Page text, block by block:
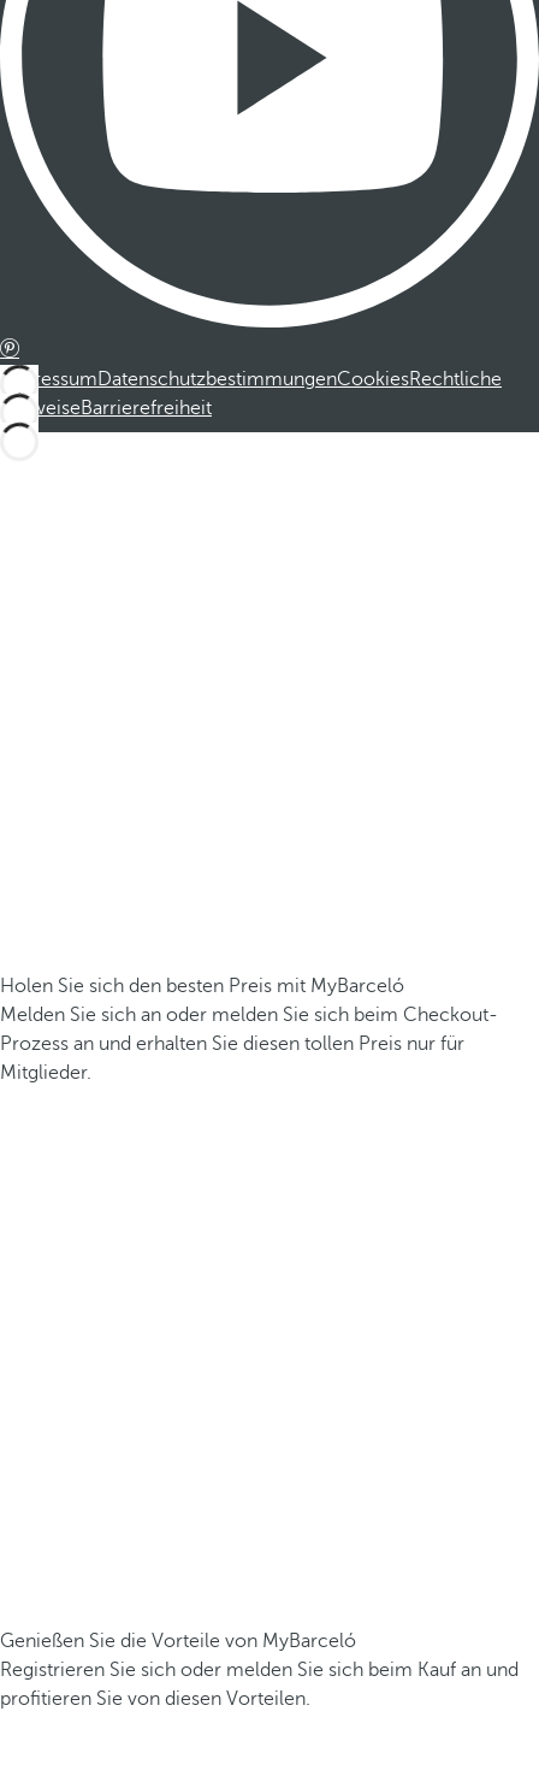
ImpressumDatenschutzbestimmungenCookiesRechtliche
HinweiseBarrierefreiheit
Holen Sie sich den besten Preis mit MyBarceló
Melden Sie sich an oder melden Sie sich beim Checkout-
Prozess an und erhalten Sie diesen tollen Preis nur für
Mitglieder.
Genießen Sie die Vorteile von MyBarceló
Registrieren Sie sich oder melden Sie sich beim Kauf an und
profitieren Sie von diesen Vorteilen.